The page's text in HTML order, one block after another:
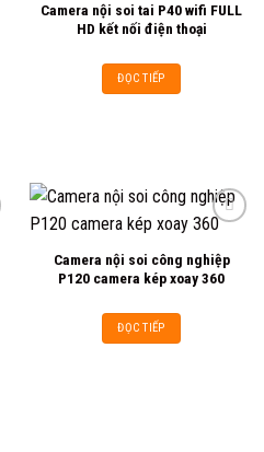
Add to
Camera nội soi tai P40 wifi FULL
HD kết nối điện thoại
ĐỌC TIẾP
Add to
Camera nội soi công nghiệp
P120 camera kép xoay 360
ĐỌC TIẾP